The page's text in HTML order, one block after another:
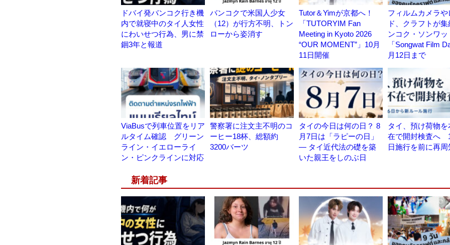
ドバイ発バンコク行き機
内で就寝中のタイ人女性
にわいせつ行為、男に禁
錮3年と報道
バンコクで米国人少女
（12）が行方不明、トン
ローから姿消す
Tutor＆Yimが京都へ！
「TUTORYIM Fan
Meeting in Kyoto 2026
“OUR MOMENT”」10月
11日開催
フィルムカメラや
ド、クラフトが
ンコク・ソンワッ
「Songwat Film
月12日まで
ViaBusで列車位置をリア
ルタイム確認 グリーン
ライン・イエローライ
ン・ピンクラインに対応
警察署に注文主不明のコ
ーヒー18杯、総額約
3200バーツ
タイの今日は何の日？ 8
月7日は「ラピーの日」
― タイ近代法の礎を築
いた親王をしのぶ日
タイ、預け荷物
在で開封検査へ
日施行を前に再周
新着記事